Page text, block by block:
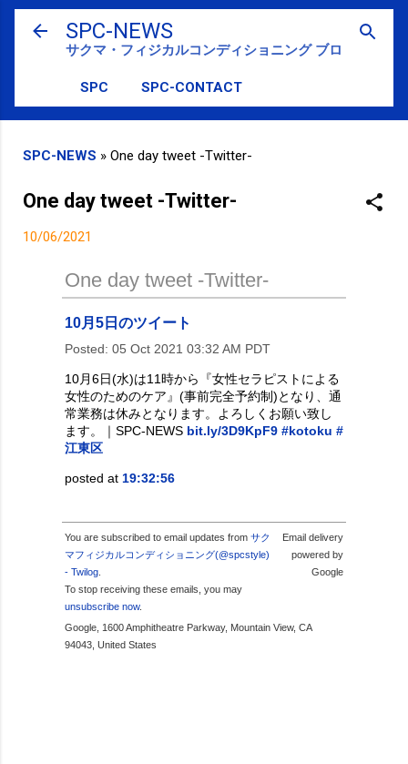
スキップしてメイン コンテンツに移動
SPC-NEWS
サクマ・フィジカルコンディショニング ブログ
SPC SPC-CONTACT
SPC-NEWS » One day tweet -Twitter-
One day tweet -Twitter-
10/06/2021
One day tweet -Twitter-
10月5日のツイート
Posted: 05 Oct 2021 03:32 AM PDT
10月6日(水)は11時から『女性セラピストによる
女性のためのケア』(事前完全予約制)となり、通
常業務は休みとなります。よろしくお願い致し
ます。｜SPC-NEWS bit.ly/3D9KpF9 #kotoku #
江東区
posted at 19:32:56
You are subscribed to email updates from サク
マフィジカルコンディショニング(@spcstyle)
- Twilog
To stop receiving these emails, you may
unsubscribe now.
Email delivery
powered by
Google
Google, 1600 Amphitheatre Parkway, Mountain View, CA
94043, United States